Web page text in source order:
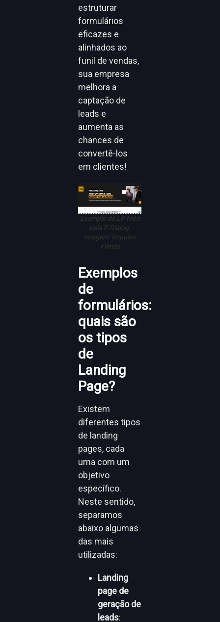
estruturar
formulários
eficazes e
alinhados ao
funil de vendas,
sua empresa
melhora a
captação de
leads e
aumenta as
chances de
convertê-los
em clientes!
Exemplo de LP feito
pela E-Dialog.
Imagem: Impulso
Filmes
Exemplos
de
formulários:
quais são
os tipos
de
Landing
Page?
Existem
diferentes tipos
de landing
pages, cada
uma com um
objetivo
específico.
Neste sentido,
separamos
abaixo algumas
das mais
utilizadas:
Landing
page de
geração de
leads: